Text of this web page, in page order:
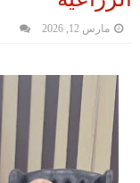
مارس 12, 2026